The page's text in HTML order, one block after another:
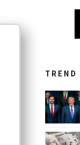
TREND